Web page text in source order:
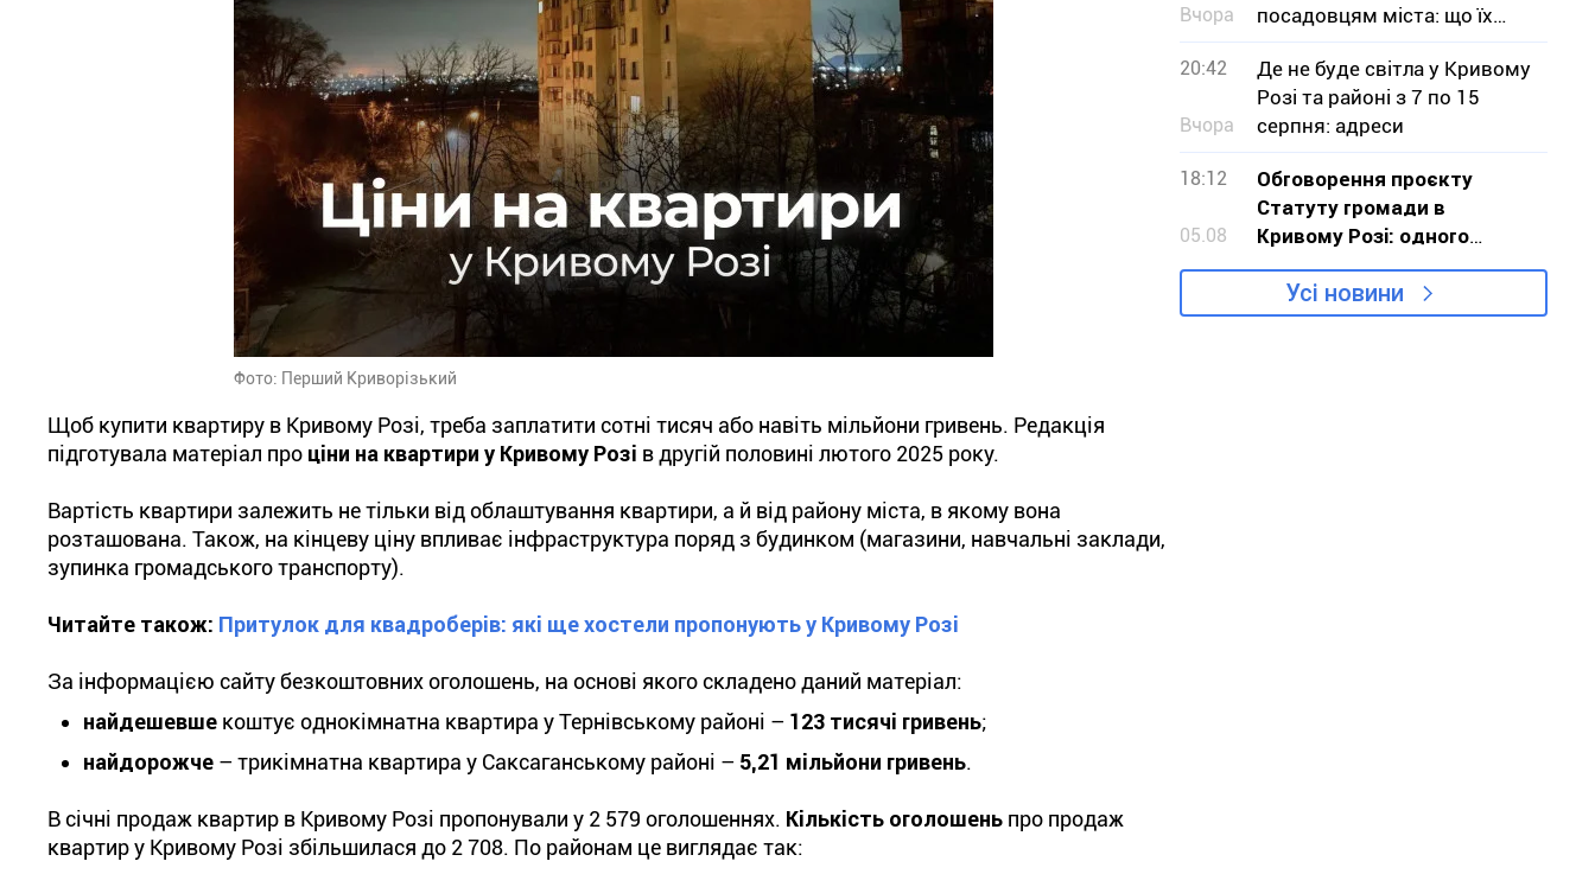
Фото: Перший Криворізький
Щоб купити квартиру в Кривому Розі, треба заплатити сотні тисяч або навіть мільйони гривень. Редакція
підготувала матеріал про ціни на квартири у Кривому Розі в другій половині лютого 2025 року.
Вартість квартири залежить не тільки від облаштування квартири, а й від району міста, в якому вона
розташована. Також, на кінцеву ціну впливає інфраструктура поряд з будинком (магазини, навчальні заклади,
зупинка громадського транспорту).
Читайте також: Притулок для квадроберів: які ще хостели пропонують у Кривому Розі
За інформацією сайту безкоштовних оголошень, на основі якого складено даний матеріал:
найдешевше коштує однокімнатна квартира у Тернівському районі – 123 тисячі гривень;
найдорожче – трикімнатна квартира у Саксаганському районі – 5,21 мільйони гривень.
В січні продаж квартир в Кривому Розі пропонували у 2 579 оголошеннях. Кількість оголошень про продаж
квартир у Кривому Розі збільшилася до 2 708. По районам це виглядає так:
Вчора
посадовцям міста: що їх
турбувало
20:42
Вчора
Де не буде світла у Кривому
Розі та районі з 7 по 15
серпня: адреси
18:12
05.08
Обговорення проєкту
Статуту громади в
Кривому Розі: одного
обурення замало, треба
діяти
Усі новини